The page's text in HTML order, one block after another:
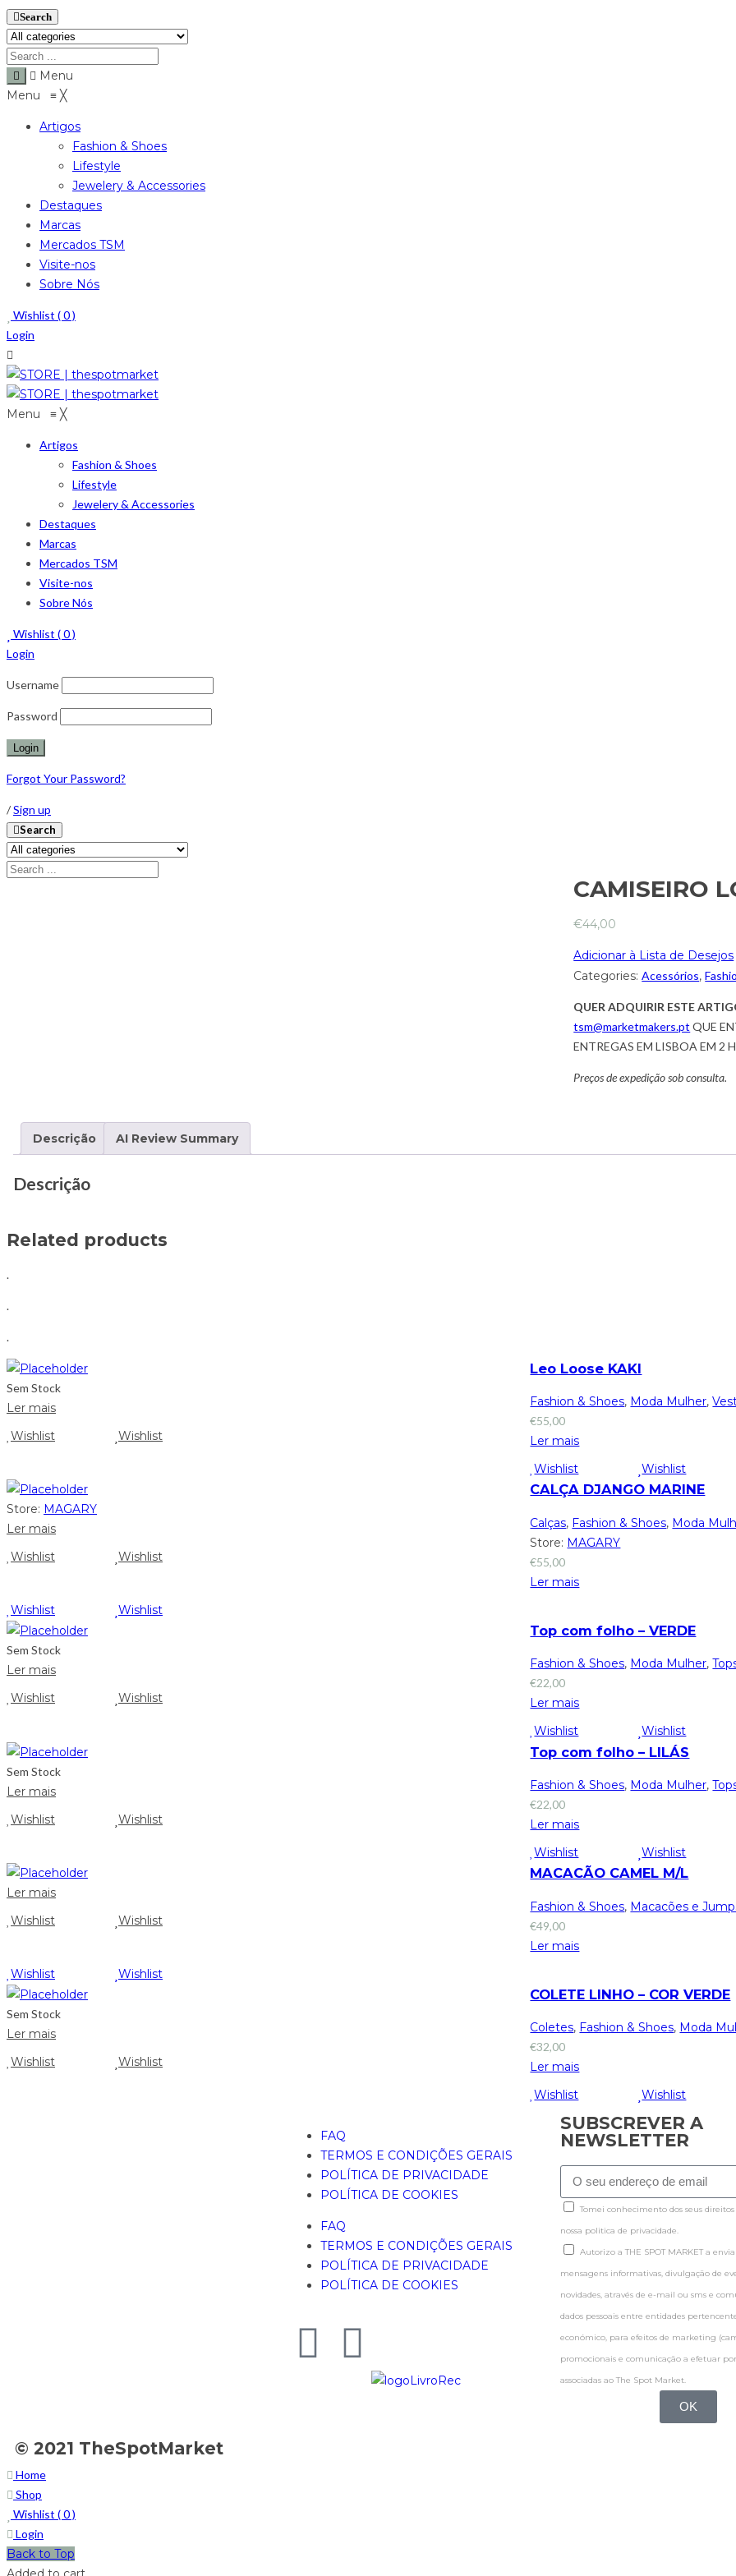
Search
Menu
Menu ≡ ╳
Artigos
Fashion & Shoes
Lifestyle
Jewelery & Accessories
Destaques
Marcas
Mercados TSM
Visite-nos
Sobre Nós
Wishlist (0)
Login
Menu ≡ ╳
Artigos
Fashion & Shoes
Lifestyle
Jewelery & Accessories
Destaques
Marcas
Mercados TSM
Visite-nos
Sobre Nós
Wishlist (0)
Login
Username
Password
Forgot Your Password?
/Sign up
Search
CAMISEIRO
€44,00
Adicionar à Lista de Desejos
Categories:Acessórios,
QUER ADQUIRIR ESTE
tsm@marketmakers.pt QUE
ENTREGAS EM LISBOA EM 2
Preços de expedição sob consulta.
Descrição AI Review Summary
Descrição
Related products
.
.
.
Sem Stock
Ler mais
Wishlist
Wishlist
Leo Loose KAKI
Fashion & Shoes, Moda Mulher,
€55,00
Ler mais
Wishlist
Wishlist
Store: MAGARY
Ler mais
Wishlist
Wishlist
CALÇA DJANGO MARINE
Calças, Fashion & Shoes, Moda
Store: MAGARY
€55,00
Ler mais
Wishlist
Wishlist
Sem Stock
Ler mais
Wishlist
Wishlist
Top com folho – VERDE
Fashion & Shoes, Moda Mulher,
€22,00
Ler mais
Wishlist
Wishlist
Sem Stock
Ler mais
Wishlist
Wishlist
Top com folho – LILÁS
Fashion & Shoes, Moda Mulher,
€22,00
Ler mais
Wishlist
Wishlist
Ler mais
Wishlist
Wishlist
MACACÃO CAMEL M/L
Fashion & Shoes, Macacões e
€49,00
Ler mais
Wishlist
Wishlist
Sem Stock
Ler mais
Wishlist
Wishlist
COLETE LINHO – COR VERDE
Coletes, Fashion & Shoes, Moda
€32,00
Ler mais
Wishlist
Wishlist
FAQ
TERMOS E CONDIÇÕES GERAIS
POLÍTICA DE PRIVACIDADE
POLÍTICA DE COOKIES
FAQ
TERMOS E CONDIÇÕES GERAIS
POLÍTICA DE PRIVACIDADE
POLÍTICA DE COOKIES
SUBSCREVER A
NEWSLETTER
Tomei conhecimento dos seus
nossa politica de privacidade.
Autorizo a THE SPOT MARKET a
mensagens informativas, divulgação de
novidades, através de e-mail ou sms e
dados pessoais entre entidades
económico, para efeitos de marketing
promocionais e comunicação a efetuar
associadas ao The Spot Market.
OK
© 2021 TheSpotMarket
Home
Shop
Wishlist (0)
Login
Back to Top